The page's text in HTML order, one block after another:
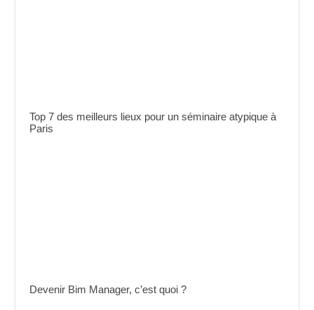
Top 7 des meilleurs lieux pour un séminaire atypique à
Paris
Devenir Bim Manager, c’est quoi ?